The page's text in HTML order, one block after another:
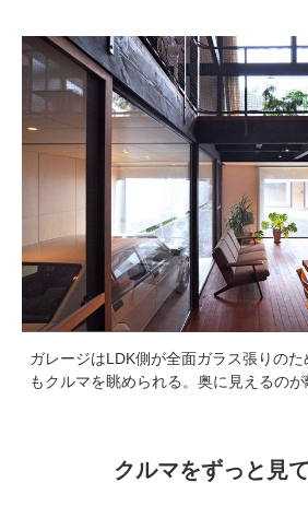
ガレージはLDK側が全面ガラス張りの
もクルマを眺められる。奥に見えるのが
クルマをずっと見